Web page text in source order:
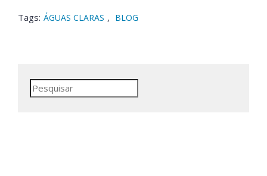
Tags: ÁGUAS CLARAS , BLOG
Pesquisar